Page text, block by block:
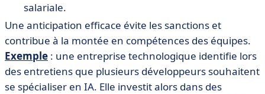
salariale.
Une anticipation efficace évite les sanctions et
contribue à la montée en compétences des équipes.
Exemple : une entreprise technologique identifie lors
des entretiens que plusieurs développeurs souhaitent
se spécialiser en IA. Elle investit alors dans des